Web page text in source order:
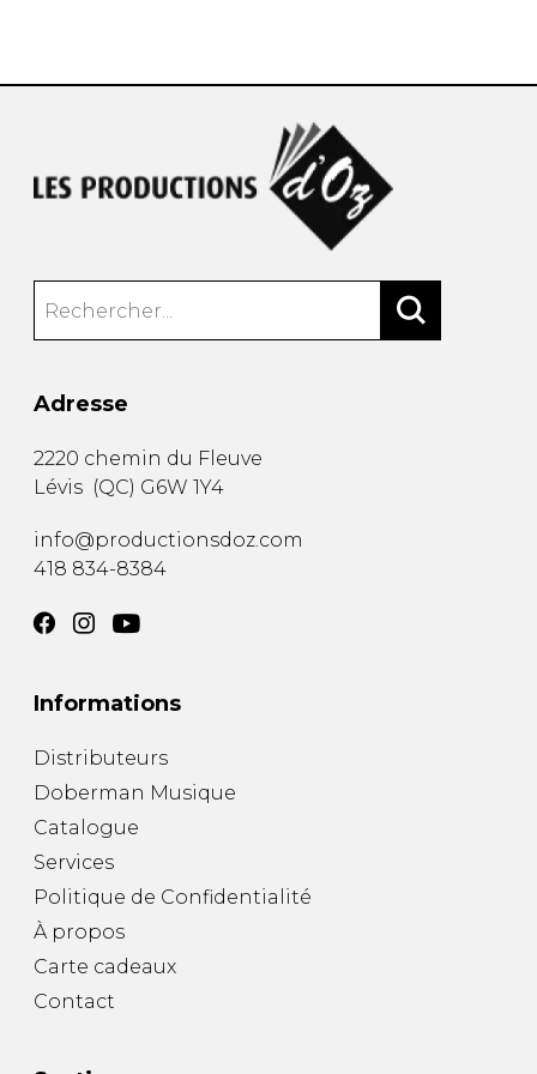
Adresse
2220 chemin du Fleuve
Lévis (QC) G6W 1Y4
info@productionsdoz.com
418 834-8384
Informations
Distributeurs
Doberman Musique
Catalogue
Services
Politique de Confidentialité
À propos
Carte cadeaux
Contact